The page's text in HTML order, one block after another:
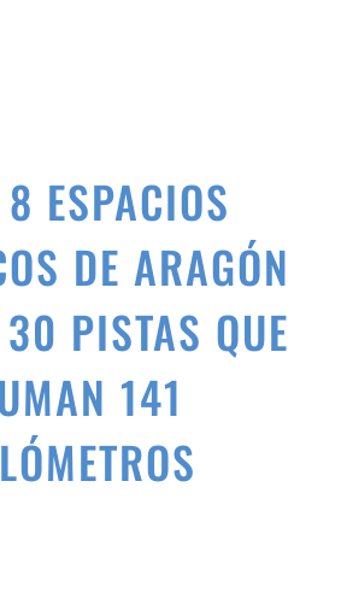
8 ESPACIOS
DE ARAGÓN
PISTAS QUE
141